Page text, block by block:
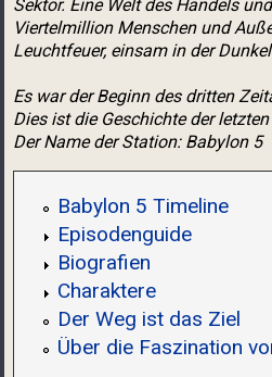
Sektor. Eine Welt des Handels
Viertelmillion Menschen und
Leuchtfeuer, einsam in der
Es war der Beginn des dritten
Dies ist die Geschichte der
Der Name der Station: Babylon 5
Babylon 5 Timeline
Episodenguide
Biografien
Charaktere
Der Weg ist das Ziel
Über die Faszination